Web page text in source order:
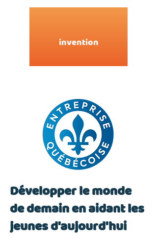
+2
Magic Gyro Pop Cube
C$7.99
In stock
invention
Développer le monde
de demain en aidant les
jeunes d'aujourd'hui